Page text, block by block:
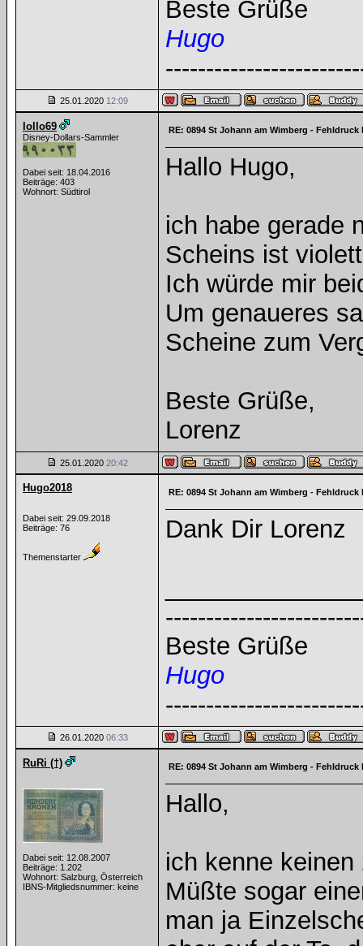
Beste Grüße
Hugo
25.01.2020 12:09
lollo69
Disney-Dollars-Sammler
Dabei seit: 18.04.2016
Beiträge: 403
Wohnort: Südtirol
RE: 0894 St Johann am Wimberg - Fehldruck
Hallo Hugo,
ich habe gerade
Scheins ist
Ich würde mir
Um genaueres
Scheine zum
Beste Grüße,
Lorenz
25.01.2020 20:42
Hugo2018
Dabei seit: 29.09.2018
Beiträge: 76
Themenstarter
RE: 0894 St Johann am Wimberg - Fehldruck
Dank Dir Lorenz
Beste Grüße
Hugo
26.01.2020 06:33
RuRi (†)
Dabei seit: 12.08.2007
Beiträge: 1.202
Wohnort: Salzburg, Österreich
IBNS-Mitgliedsnummer: keine
RE: 0894 St Johann am Wimberg - Fehldruck
Hallo,
ich kenne
Müßte sogar
man ja